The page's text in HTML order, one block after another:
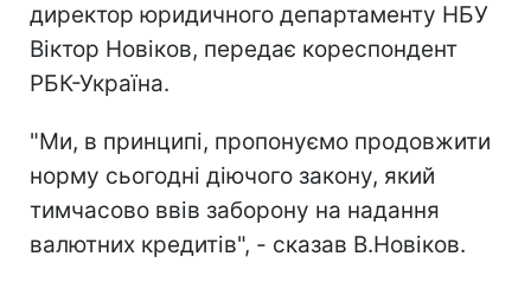
директор юридичного департаменту НБУ
Віктор Новіков, передає кореспондент
РБК-Україна.
"Ми, в принципі, пропонуємо продовжити
норму сьогодні діючого закону, який
тимчасово ввів заборону на надання
валютних кредитів", - сказав В.Новіков.